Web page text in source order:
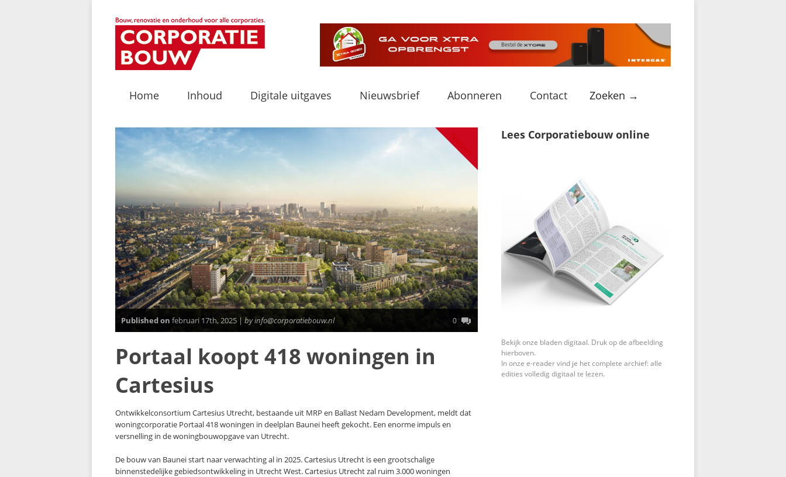
Home Inhoud Digitale uitgaves Nieuwsbrief Abonneren Contact Zoeken →
Nieuws
Published on februari 17th, 2025 | by info@corporatiebouw.nl 0
Portaal koopt 418 woningen in
Cartesius
Ontwikkelconsortium Cartesius Utrecht, bestaande uit MRP en Ballast Nedam Development, meldt dat
woningcorporatie Portaal 418 woningen in deelplan Baunei heeft gekocht. Een enorme impuls en
versnelling in de woningbouwopgave van Utrecht.
De bouw van Baunei start naar verwachting al in 2025. Cartesius Utrecht is een grootschalige
binnenstedelijke gebiedsontwikkeling in Utrecht West. Cartesius Utrecht zal ruim 3.000 woningen
Lees Corporatiebouw online
Bekijk onze bladen digitaal. Druk op de afbeelding
hierboven.
In onze e-reader vind je het complete archief: alle
edities volledig digitaal te lezen.